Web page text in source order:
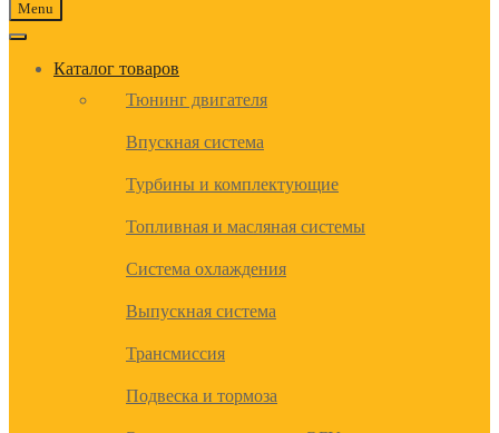
Menu
Каталог товаров
Тюнинг двигателя
Впускная система
Турбины и комплектующие
Топливная и масляная системы
Система охлаждения
Выпускная система
Трансмиссия
Подвеска и тормоза